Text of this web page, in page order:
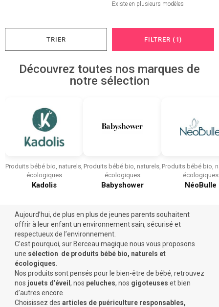
Existe en plusieurs modèles
TRIER FILTRER (1)
Découvrez toutes nos marques de
notre sélection
Produits bébé bio, naturels,
écologiques
Kadolis
Produits bébé bio, naturels,
écologiques
Babyshower
Produits bébé bio,
écologiques
NéoBulle
Aujourd’hui, de plus en plus de jeunes parents souhaitent
offrir à leur enfant un environnement sain, sécurisé et
respectueux de l’environnement.
C’est pourquoi, sur Berceau magique nous vous proposons
une sélection de produits bébé bio, naturels et
écologiques.
Nos produits sont pensés pour le bien-être de bébé, retrouvez
nos jouets d’éveil , nos peluches, nos gigoteuses et bien
d’autres encore.
Choisissez des articles de puériculture responsables,